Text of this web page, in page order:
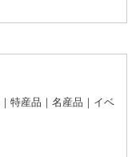
特産品｜名産品｜イベ